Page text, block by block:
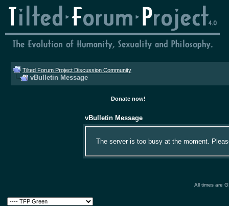
Tilted Forum Project Discussion Community
vBulletin Message
Donate now!
vBulletin Message
The server is too busy at the moment.
All times are